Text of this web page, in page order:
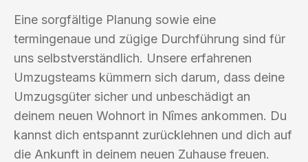
Eine sorgfältige Planung sowie eine
termingenaue und zügige Durchführung sind für
uns selbstverständlich. Unsere erfahrenen
Umzugsteams kümmern sich darum, dass deine
Umzugsgüter sicher und unbeschädigt an
deinem neuen Wohnort in Nîmes ankommen. Du
kannst dich entspannt zurücklehnen und dich auf
die Ankunft in deinem neuen Zuhause freuen.